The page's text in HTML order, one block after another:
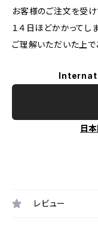
お客様のご注文を受
１４日ほどかかってし
ご理解いただいた上で
日
レビュー